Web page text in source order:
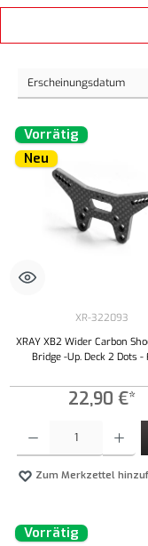
Vorrätig
Neu
XR-322093
XRAY XB2 Wider Carbon
Bridge -Up. Deck 2 Dots -
22,90 €*
Produkt Anzahl: Gib den
Zum Merkzettel
Vorrätig